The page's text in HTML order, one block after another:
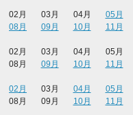
02月 03月 04月 05月
08月 09月 10月 11月
02月 03月 04月 05月
08月 09月 10月 11月
02月 03月 04月 05月
08月 09月 10月 11月